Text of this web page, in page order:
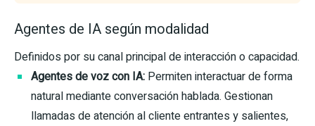
Agentes de IA según modalidad
Definidos por su canal principal de interacción o capacidad.
Agentes de voz con IA: Permiten interactuar de forma
natural mediante conversación hablada. Gestionan
llamadas de atención al cliente entrantes y salientes,